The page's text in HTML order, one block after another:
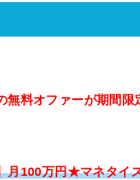
無料オファーが期間限
月100万円★マネタイ